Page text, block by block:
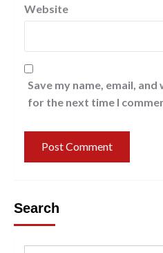
Website
Save my name, email,
for the next time I
Search